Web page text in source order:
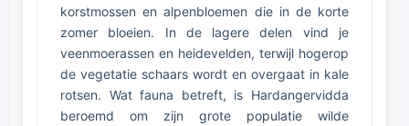
korstmossen en alpenbloemen die in de korte
zomer bloeien. In de lagere delen vind je
veenmoerassen en heidevelden, terwijl hogerop
de vegetatie schaars wordt en overgaat in kale
rotsen. Wat fauna betreft, is Hardangervidda
beroemd om zijn grote populatie wilde